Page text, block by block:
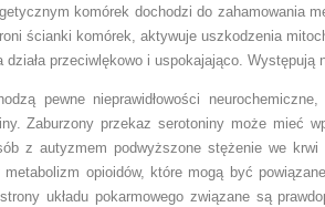
komórek dochodzi do zahamowania
ścianki komórek, aktywuje uszkodzenia
przeciwlękowo i uspokajająco. Występują
pewne nieprawidłowości
Zaburzony przekaz serotoniny może
z autyzmem podwyższone stężenie we
opioidów, które mogą być
układu pokarmowego związane są